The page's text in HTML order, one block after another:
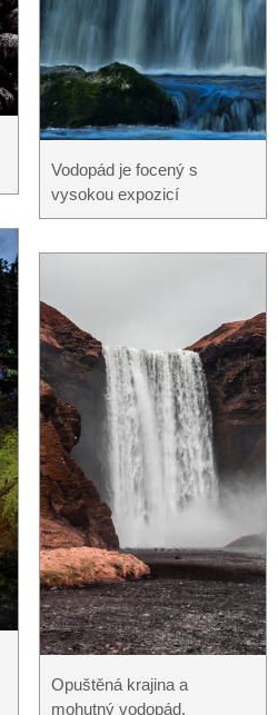
Vodopád je focený s
vysokou expozicí
Opuštěná krajina a
mohutný vodopád.